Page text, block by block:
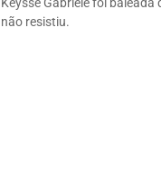
não resistiu.